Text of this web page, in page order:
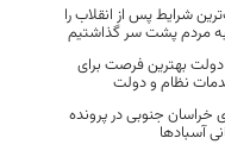
شرایط پس از انقلاب را
به مردم پشت سر گذاشتیم
بهترین فرصت برای
نظام و دولت
خراسان جنوبی در پرونده
آسبادها